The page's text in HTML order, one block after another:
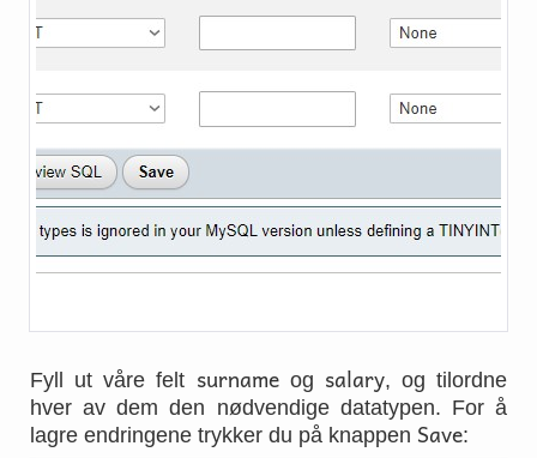
Fyll ut våre felt surnameog salary, og tilordne
hver av dem den nødvendige datatypen. For å
lagre endringene trykker du på knappen Save: